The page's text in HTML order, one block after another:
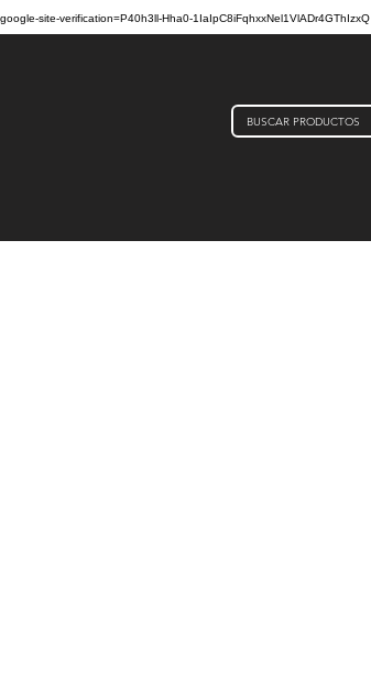
google-site-verification=P40h3ll-Hha0-1IaIpC8iFqhxxNel1VlADr4GThIzxQ